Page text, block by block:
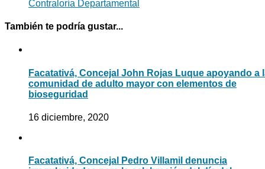
Contraloría Departamental
También te podría gustar...
Facatativá, Concejal John Rojas Luque apoyando a
comunidad de adulto mayor con elementos de
bioseguridad
16 diciembre, 2020
Facatativá, Concejal Pedro Villamil denuncia